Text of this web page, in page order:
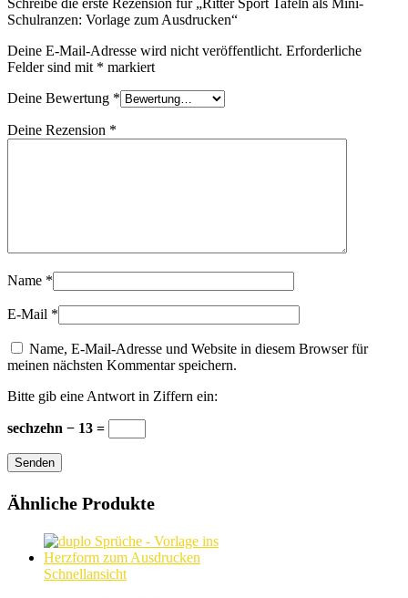
Schreibe die erste Rezension für „Ritter Sport Tafeln als Mini-
Schulranzen: Vorlage zum Ausdrucken“
Deine E-Mail-Adresse wird nicht veröffentlicht. Erforderliche
Felder sind mit * markiert
Deine Bewertung *
Deine Rezension *
Name *
E-Mail *
Name, E-Mail-Adresse und Website in diesem Browser für
meinen nächsten Kommentar speichern.
Bitte gib eine Antwort in Ziffern ein:
sechzehn − 13 =
Senden
Ähnliche Produkte
Schnellansicht